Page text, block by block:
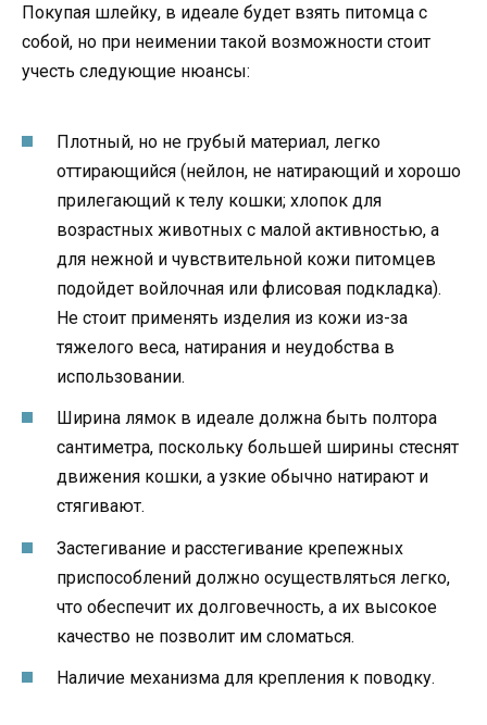
Покупая шлейку, в идеале будет взять питомца с
собой, но при неимении такой возможности стоит
учесть следующие нюансы:
Плотный, но не грубый материал, легко
оттирающийся (нейлон, не натирающий и хорошо
прилегающий к телу кошки; хлопок для
возрастных животных с малой активностью, а
для нежной и чувствительной кожи питомцев
подойдет войлочная или флисовая подкладка).
Не стоит применять изделия из кожи из-за
тяжелого веса, натирания и неудобства в
использовании.
Ширина лямок в идеале должна быть полтора
сантиметра, поскольку большей ширины стеснят
движения кошки, а узкие обычно натирают и
стягивают.
Застегивание и расстегивание крепежных
приспособлений должно осуществляться легко,
что обеспечит их долговечность, а их высокое
качество не позволит им сломаться.
Наличие механизма для крепления к поводку.